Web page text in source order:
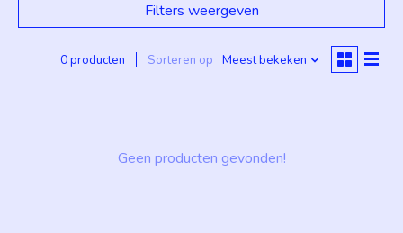
Filters weergeven
0 producten Sorteren op Meest bekeken
Geen producten gevonden!